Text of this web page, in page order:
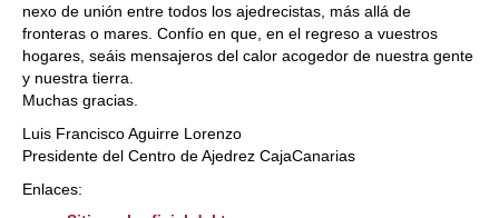
nexo de unión entre todos los ajedrecistas, más allá de
fronteras o mares. Confío en que, en el regreso a vuestros
hogares, seáis mensajeros del calor acogedor de nuestra gente
y nuestra tierra.
Muchas gracias.
Luis Francisco Aguirre Lorenzo
Presidente del Centro de Ajedrez CajaCanarias
Enlaces: